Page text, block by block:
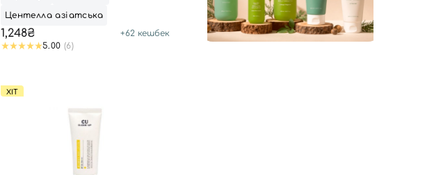
Центелла азіатська
1,248₴ +62кешбек
5.00 (6)
ХІТ